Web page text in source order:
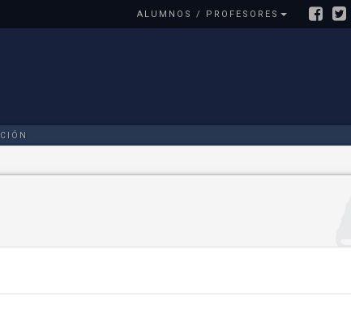
ALUMNOS / PROFESORES